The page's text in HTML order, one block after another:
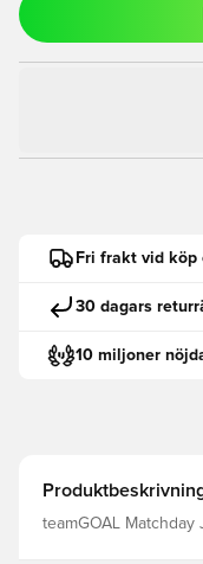
Fri frakt vid köp
30 dagars
10 miljoner
teamGOAL Matchday